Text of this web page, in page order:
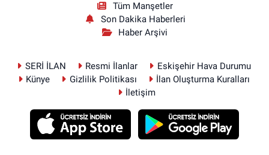
Tüm Manşetler
Son Dakika Haberleri
Haber Arşivi
SERİ İLAN Resmi İlanlar
Eskişehir Hava Durumu
Künye
Gizlilik Politikası
İlan Oluşturma Kuralları
İletişim